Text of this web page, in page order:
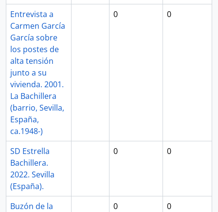
Entrevista a
Carmen García
García sobre
los postes de
alta tensión
junto a su
vivienda. 2001.
La Bachillera
(barrio, Sevilla,
España,
ca.1948-)
0 0
SD Estrella
Bachillera.
2022. Sevilla
(España).
0 0
Buzón de la
0 0